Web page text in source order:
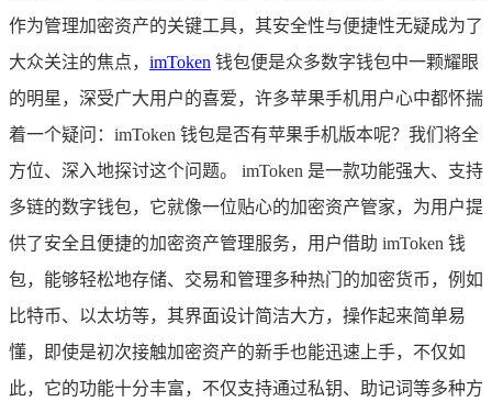
作为管理加密资产的关键工具，其安全性与便捷性无疑成为了
大众关注的焦点， imToken 钱包便是众多数字钱包中一颗耀眼
的明星，深受广大用户的喜爱，许多苹果手机用户心中都怀揣
着一个疑问：imToken 钱包是否有苹果手机版本呢？我们将全
方位、深入地探讨这个问题。 imToken 是一款功能强大、支持
多链的数字钱包，它就像一位贴心的加密资产管家，为用户提
供了安全且便捷的加密资产管理服务，用户借助 imToken 钱
包，能够轻松地存储、交易和管理多种热门的加密货币，例如
比特币、以太坊等，其界面设计简洁大方，操作起来简单易
懂，即使是初次接触加密资产的新手也能迅速上手，不仅如
此，它的功能十分丰富，不仅支持通过私钥、助记词等多种方